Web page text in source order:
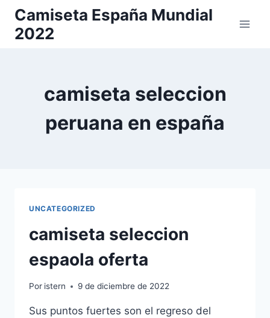
Saltar
contenido
Camiseta España Mundial
2022
camiseta seleccion
peruana en españa
UNCATEGORIZED
camiseta seleccion
espaola oferta
Por istern 9 de diciembre de 2022
Sus puntos fuertes son el regreso del